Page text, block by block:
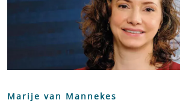
Marije van Mannekes